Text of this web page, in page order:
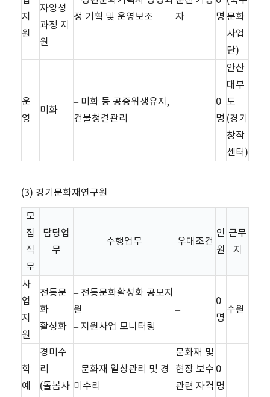
지
원
자양성
과정 지
원
정 기획 및 운영보조
자
명 문화
사업
단)
운
영
미화
– 미화 등 공중위생유지,
건물청결관리
–
0
명
안산
대부
도
(경기
창작
센터)
(3) 경기문화재연구원
모
집
직
무
담당업
무
수행업무 우대조건
인
원
근무
지
사
업
지
원
전통문
화
활성화
– 전통문화활성화 공모지
원
– 지원사업 모니터링
–
0
명
수원
학
예
경미수
리
(돌봄사
– 문화재 일상관리 및 경
미수리
문화재 및
현장 보수
관련 자격
0
명